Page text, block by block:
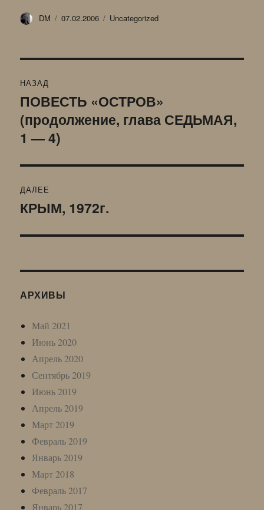
Автор
DM Опубликовано
07.02.2006 Рубрики
Uncategorized
по
записям
НАЗАД
Предыдущая
запись:
ПОВЕСТЬ «ОСТРОВ»
(продолжение, глава СЕДЬМАЯ,
1 — 4)
ДАЛЕЕ
Следующая
КРЫМ, 1972г.
АРХИВЫ
Май 2021
Июнь 2020
Апрель 2020
Сентябрь 2019
Июнь 2019
Апрель 2019
Март 2019
Февраль 2019
Январь 2019
Март 2018
Февраль 2017
Январь 2017